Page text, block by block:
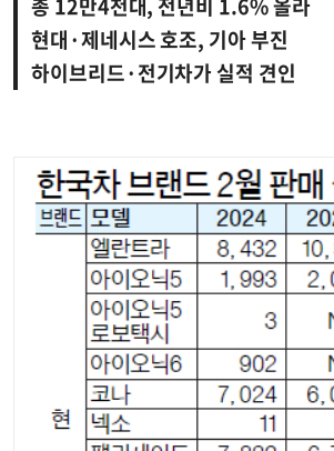
총 12만4천대, 전년비 1.6% 올라
현대·제네시스 호조, 기아 부진
하이브리드·전기차가 실적 견인